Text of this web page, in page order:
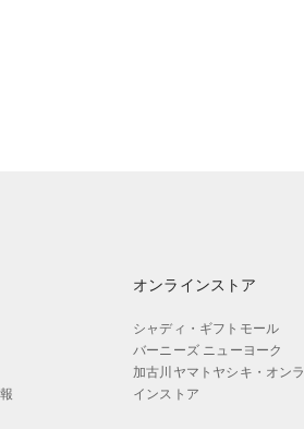
オンラインストア
シャディ・ギフトモール
バーニーズ ニューヨーク
加古川ヤマトヤシキ・オンラ
インストア